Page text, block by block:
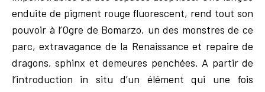
enduite de pigment rouge fluorescent, rend tout son
pouvoir à l’Ogre de Bomarzo, un des monstres de ce
parc, extravagance de la Renaissance et repaire de
dragons, sphinx et demeures penchées. A partir de
l’introduction in situ d’un élément qui une fois